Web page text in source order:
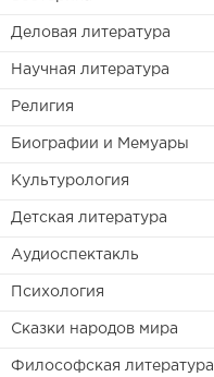
Деловая литература
Научная литература
Религия
Биографии и Мемуары
Культурология
Детская литература
Аудиоспектакль
Психология
Сказки народов мира
Философская литература